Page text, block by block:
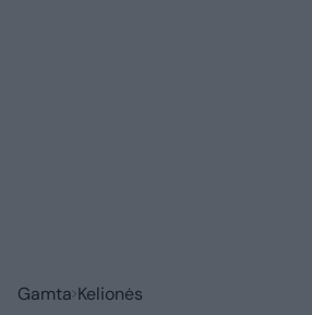
Gamta Kelionės